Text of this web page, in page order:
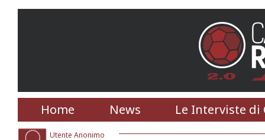
Home News Le Interviste di
Utente Anonimo